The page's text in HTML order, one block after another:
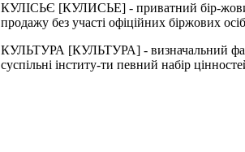
КУЛІСЬЄ [КУЛИСЬЕ] - приватний бір-жовий
продажу без участі офіційних біржових
КУЛЬТУРА [КУЛЬТУРА] - визначальний
суспільні інститу-ти певний набір